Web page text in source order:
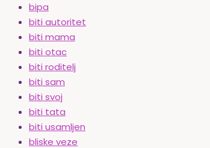
bipa
biti autoritet
biti mama
biti otac
biti roditelj
biti sam
biti svoj
biti tata
biti usamljen
bliske veze